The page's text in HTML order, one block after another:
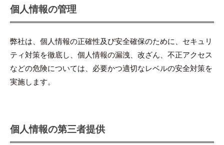
個人情報の管理
弊社は、個人情報の正確性及び安全確保のために、セキュリ
ティ対策を徹底し、個人情報の漏洩、改ざん、不正アクセス
などの危険については、必要かつ適切なレベルの安全対策を
実施します。
個人情報の第三者提供